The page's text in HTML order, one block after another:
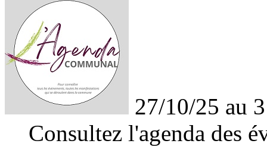
27/10/25 au
Consultez l'agenda des